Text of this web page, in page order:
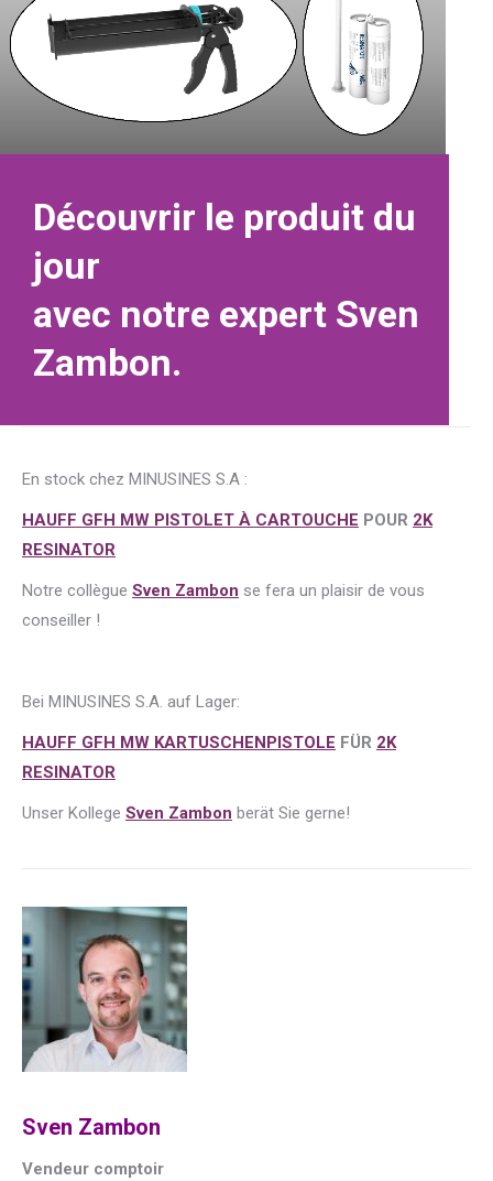
Découvrir le produit du
jour
avec notre expert Sven
Zambon.
En stock chez MINUSINES S.A :
HAUFF GFH MW PISTOLET À CARTOUCHE POUR 2K
RESINATOR
Notre collègue Sven Zambon se fera un plaisir de vous
conseiller !
Bei MINUSINES S.A. auf Lager:
HAUFF GFH MW KARTUSCHENPISTOLE FÜR 2K
RESINATOR
Unser Kollege Sven Zambon berät Sie gerne!
Sven Zambon
Vendeur comptoir